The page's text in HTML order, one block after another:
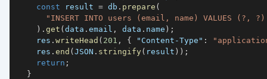
const result = db . prepare (
"INSERT INTO users (email, name) VALUES (?, ?)
) . get (data . email , data . name ) ;
    res
. writeHead ( 201 , { "Content-Type" :
    res
. end (JSON . stringify( result ) ) ;
return ;
}